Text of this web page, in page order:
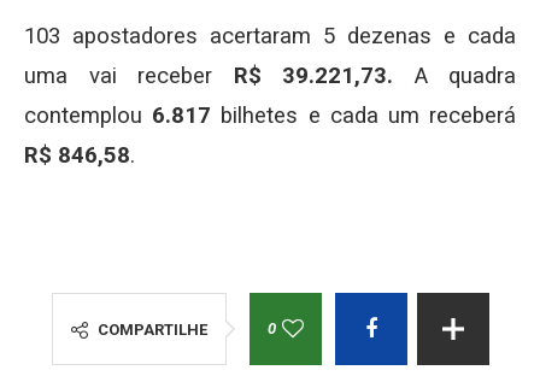
103 apostadores acertaram 5 dezenas e cada
uma vai receber R$ 39.221,73. A quadra
contemplou 6.817 bilhetes e cada um receberá
R$ 846,58.
COMPARTILHE 0